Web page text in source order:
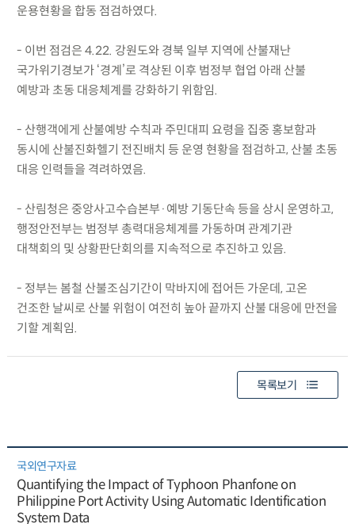
운용현황을 합동 점검하였다.
- 이번 점검은 4.22. 강원도와 경북 일부 지역에 산불재난
국가위기경보가 ‘경계’로 격상된 이후 범정부 협업 아래 산불
예방과 초동 대응체계를 강화하기 위함임.
- 산행객에게 산불예방 수칙과 주민대피 요령을 집중 홍보함과
동시에 산불진화헬기 전진배치 등 운영 현황을 점검하고, 산불 초동
대응 인력들을 격려하였음.
- 산림청은 중앙사고수습본부·예방 기동단속 등을 상시 운영하고,
행정안전부는 범정부 총력대응체계를 가동하며 관계기관
대책회의 및 상황판단회의를 지속적으로 추진하고 있음.
- 정부는 봄철 산불조심기간이 막바지에 접어든 가운데, 고온
건조한 날씨로 산불 위험이 여전히 높아 끝까지 산불 대응에 만전을
기할 계획임.
목록보기
국외연구자료
Quantifying the Impact of Typhoon Phanfone on
Philippine Port Activity Using Automatic Identification
System Data